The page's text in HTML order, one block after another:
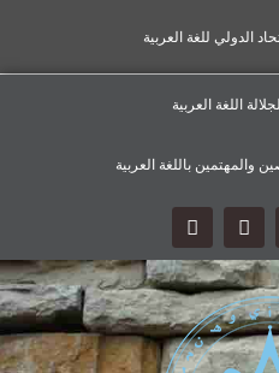
الدولي للغة العربية
اللغة العربية
والمهتمين باللغة العربية